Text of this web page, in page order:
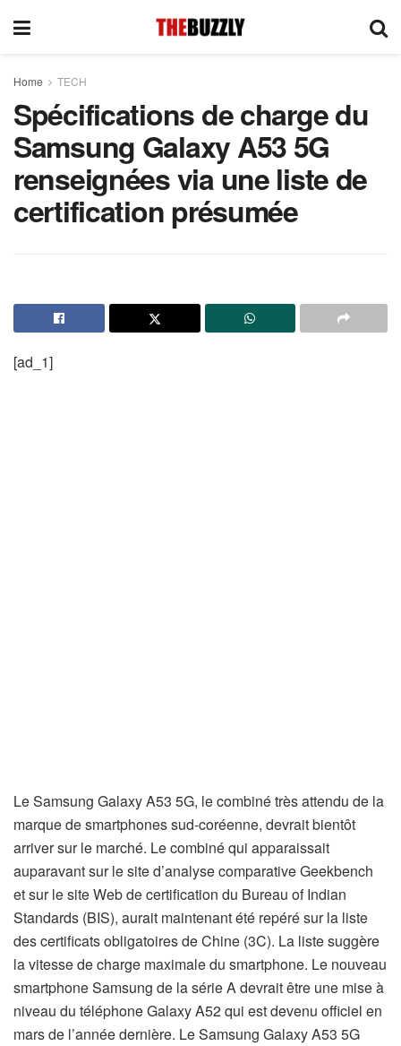
Home TECH
Spécifications de charge du
Samsung Galaxy A53 5G
renseignées via une liste de
certification présumée
[ad_1]
Le Samsung Galaxy A53 5G, le combiné très attendu de la
marque de smartphones sud-coréenne, devrait bientôt
arriver sur le marché. Le combiné qui apparaissait
auparavant sur le site d’analyse comparative Geekbench
et sur le site Web de certification du Bureau of Indian
Standards (BIS), aurait maintenant été repéré sur la liste
des certificats obligatoires de Chine (3C). La liste suggère
la vitesse de charge maximale du smartphone. Le nouveau
smartphone Samsung de la série A devrait être une mise à
niveau du téléphone Galaxy A52 qui est devenu officiel en
mars de l’année dernière. Le Samsung Galaxy A53 5G